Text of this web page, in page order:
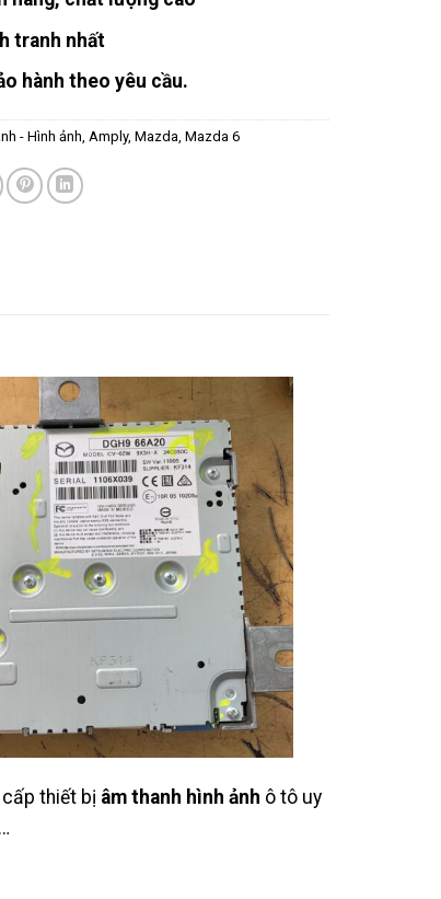
tranh nhất
hành theo yêu cầu.
- Hình ảnh Amply, Mazda Mazda 6
thiết bị âm thanh hình ảnh ô tô uy